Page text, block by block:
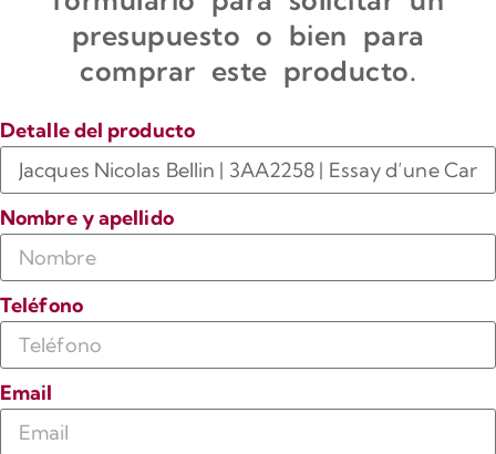
presupuesto o bien para
comprar este producto.
Detalle del producto
Nombre y apellido
Teléfono
Email